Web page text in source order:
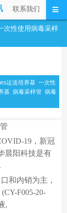
联系我们
次性使用病毒采样
运送培养基 一次性
基 病毒采样管 病毒
19，新冠
晨阳科技是有
和内销为主，
(CY-F005-20-
,